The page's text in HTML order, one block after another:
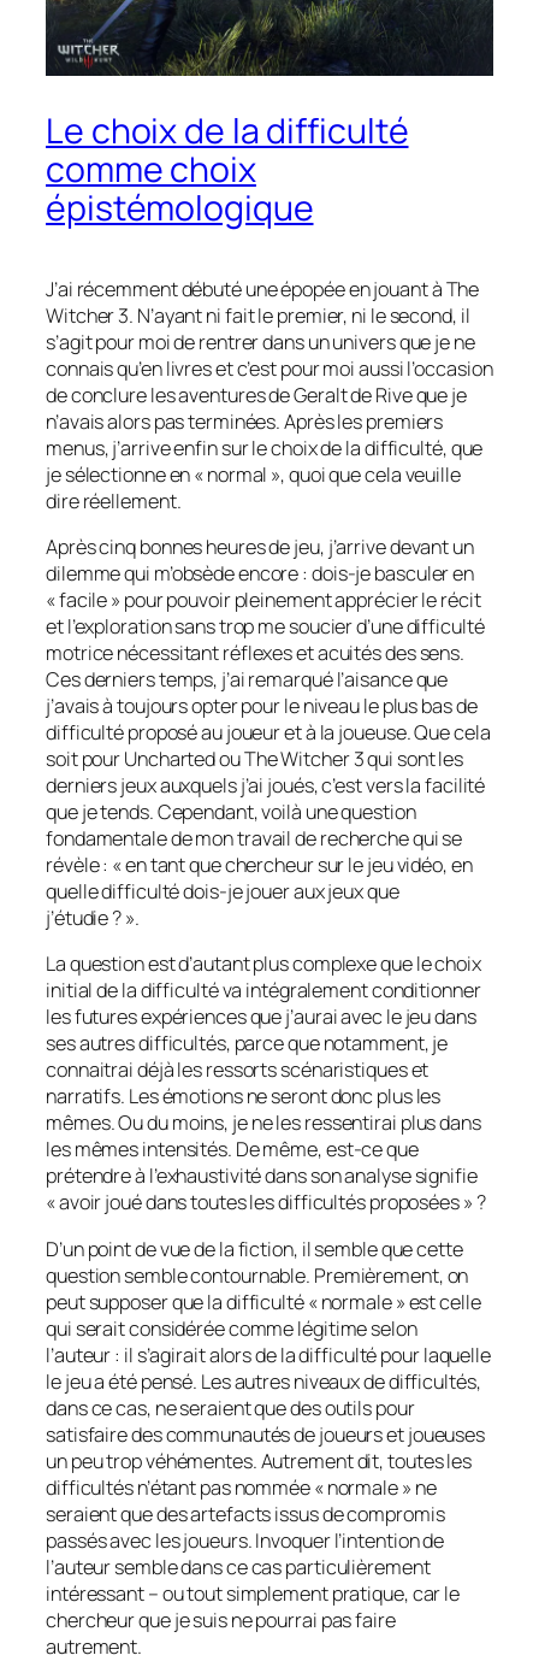
Le choix de la difficulté
comme choix
épistémologique
J’ai récemment débuté une épopée en jouant àThe
Witcher3. N’ayant ni fait le premier, ni le second, il
s’agit pour moi de rentrer dans un univers que je ne
connais qu’en livres et c’est pour moi aussi l’occasion
de conclure les aventures de Geralt de Rive que je
n’avais alors pas terminées. Après les premiers
menus, j’arrive enfin sur le choix de la difficulté, que
je sélectionne en « normal », quoi que cela veuille
dire réellement.
Après cinq bonnes heures de jeu, j’arrive devant un
dilemme qui m’obsède encore : dois-je basculer en
« facile » pour pouvoir pleinement apprécier le récit
et l’exploration sans trop me soucier d’une difficulté
motrice nécessitant réflexes et acuités des sens.
Ces derniers temps, j’ai remarqué l’aisance que
j’avais à toujours opter pour le niveau le plus bas de
difficulté proposé au joueur et à la joueuse. Que cela
soit pourUnchartedouThe Witcher 3qui sont les
derniers jeux auxquels j’ai joués, c’est vers la facilité
que je tends. Cependant, voilà une question
fondamentale de mon travail de recherche qui se
révèle : « en tant que chercheur sur le jeu vidéo, en
quelle difficulté dois-je jouer aux jeux que
j’étudie ? ».
La question est d’autant plus complexe que le choix
initial de la difficulté va intégralement conditionner
les futures expériences que j’aurai avec le jeu dans
ses autres difficultés, parce que notamment, je
connaitrai déjà les ressorts scénaristiques et
narratifs. Les émotions ne seront donc plus les
mêmes. Ou du moins, je ne les ressentirai plus dans
les mêmes intensités. De même, est-ce que
prétendre à l’exhaustivité dans son analyse signifie
« avoir joué dans toutes les difficultés proposées » ?
D’un point de vue de la fiction, il semble que cette
question semble contournable. Premièrement, on
peut supposer que la difficulté « normale » est celle
qui serait considérée comme légitime selon
l’auteur : il s’agirait alors de la difficulté pour laquelle
le jeu a été pensé. Les autres niveaux de difficultés,
dans ce cas, ne seraient que des outils pour
satisfaire des communautés de joueurs et joueuses
un peu trop véhémentes. Autrement dit, toutes les
difficultés n’étant pas nommée « normale » ne
seraient que des artefacts issus de compromis
passés avec les joueurs. Invoquer l’intention de
l’auteur semble dans ce cas particulièrement
intéressant – ou tout simplement pratique, car le
chercheur que je suis ne pourrai pas faire
autrement.